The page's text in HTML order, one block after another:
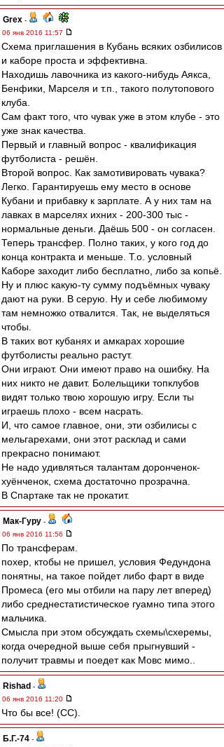
Grex -
06 янв 2016 11:57
Схема приглашения в Кубань всяких озбилисов
и каборе проста и эффективна.
Находишь лавочника из какого-нибудь Аякса,
Бенфики, Марселя и т.п., такого полутопового
клуба.
Сам факт того, что чувак уже в этом клубе - это
уже знак качества.
Первый и главный вопрос - квалификация
футболиста - решён.
Второй вопрос. Как замотивировать чувака?
Легко. Гарантируешь ему место в основе
Кубани и прибавку к зарплате. А у них там на
лавках в марселях ихних - 200-300 тыс -
нормальные деньги. Даёшь 500 - он согласен.
Теперь трансфер. Полно таких, у кого год до
конца контракта и меньше. Т.о. условный
Каборе заходит либо бесплатно, либо за копьё.
Ну и плюс какую-ту сумму подъёмных чуваку
дают на руки. В серую. Ну и себе любимому
там немножко отвалится. Так, не выделяться
чтобы.
В таких вот кубанях и амкарах хорошие
футболисты реально растут.
Они играют. Они имеют право на ошибку. На
них никто не давит. Болельщики топклубов
видят только твою хорошую игру. Если ты
играешь плохо - всем насрать.
И, что самое главное, они, эти озбилисы с
мельгарехами, они этот расклад и сами
прекрасно понимают.
Не надо удивляться талантам доронченок-
хуёнченок, схема достаточно прозрачна.
В Спартаке так не прокатит.
Мак-Гуру -
06 янв 2016 11:56
По трансферам.
похер, ктобы не пришел, условия Федундона
понятны, на такое пойдет либо фарт в виде
Промеса (его мы отбили на пару лет вперед)
либо среднестатистическое гуамно типа этого
мальчика.
Смысла при этом обсуждать схемы\схеремы,
когда очередной выше себя прыгнувший -
получит травмы и поедет как Мовс мимо..
Rishad -
06 янв 2016 11:20
Что бы все! (СС).
Б.Г.-74 -